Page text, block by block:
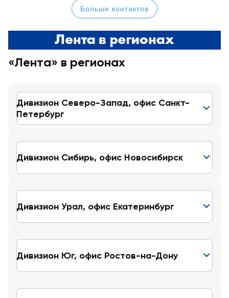
Больше контактов
«Лента» в регионах
Дивизион Северо-Запад, офис Санкт-
Петербург
Дивизион Сибирь, oфис Новосибирск
Дивизион Урал, офис Екатеринбург
Дивизион Юг, офис Ростов-на-Дону